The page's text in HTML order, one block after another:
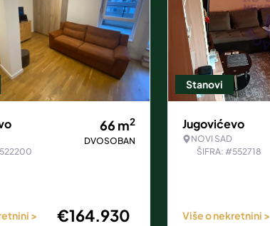
66 m2
DVOSOBAN
> €164.930
Stanovi
Jugovićevo
NOVI SAD
ŠIFRA: #552718
Više o nekretnini >